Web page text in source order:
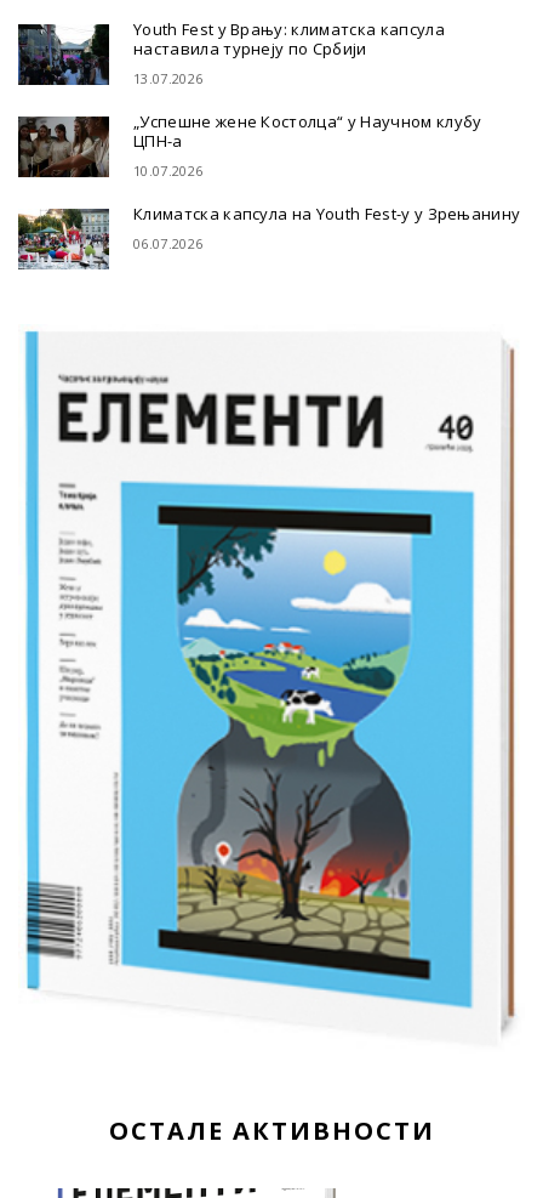
Youth Fest у Врању: климатска капсула
наставила турнеју по Србији
13.07.2026
„Успешне жене Костолца“ у Научном клубу
ЦПН-а
10.07.2026
Климатска капсула на Youth Fest-у у Зрењанину
06.07.2026
ОСТАЛЕ АКТИВНОСТИ